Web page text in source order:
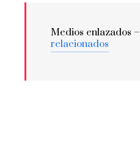
Medios enlazados –
relacionados